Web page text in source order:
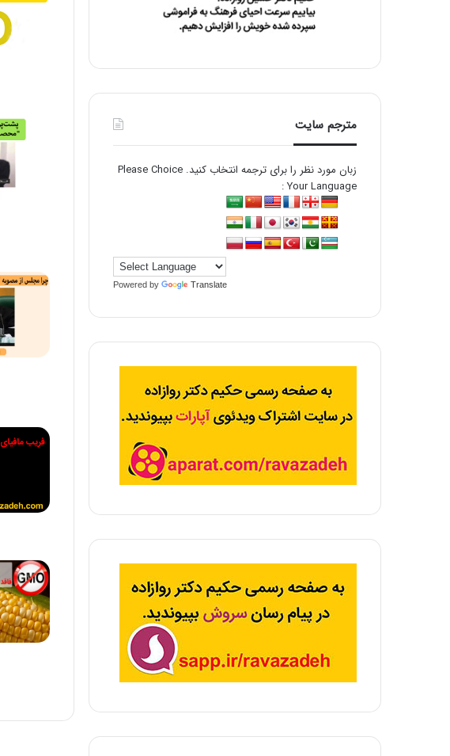
مترجم سایت
زبان مورد نظر را برای ترجمه انتخاب کنید. Please Choice
Your Language :
Powered by Translate